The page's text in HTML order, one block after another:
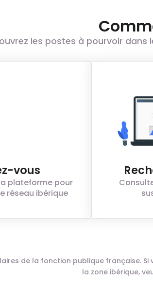
les postes à pourvoir dans
vous
plateforme pour
réseau ibérique
de la fonction publique française.
la zone ibérique,